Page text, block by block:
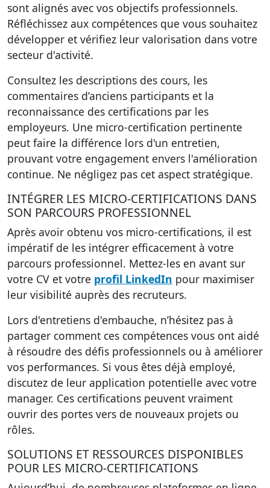
sont alignés avec vos objectifs professionnels.
Réfléchissez aux compétences que vous souhaitez
développer et vérifiez leur valorisation dans votre
secteur d'activité.
Consultez les descriptions des cours, les
commentaires d’anciens participants et la
reconnaissance des certifications par les
employeurs. Une micro-certification pertinente
peut faire la différence lors d'un entretien,
prouvant votre engagement envers l'amélioration
continue. Ne négligez pas cet aspect stratégique.
INTÉGRER LES MICRO-CERTIFICATIONS DANS
SON PARCOURS PROFESSIONNEL
Après avoir obtenu vos micro-certifications, il est
impératif de les intégrer efficacement à votre
parcours professionnel. Mettez-les en avant sur
votre CV et votre profil LinkedIn pour maximiser
leur visibilité auprès des recruteurs.
Lors d'entretiens d'embauche, n’hésitez pas à
partager comment ces compétences vous ont aidé
à résoudre des défis professionnels ou à améliorer
vos performances. Si vous êtes déjà employé,
discutez de leur application potentielle avec votre
manager. Ces certifications peuvent vraiment
ouvrir des portes vers de nouveaux projets ou
rôles.
SOLUTIONS ET RESSOURCES DISPONIBLES
POUR LES MICRO-CERTIFICATIONS